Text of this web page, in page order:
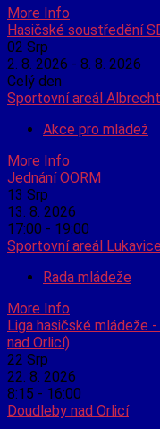
More Info
Hasičské soustředění
02 Srp
2. 8. 2026 - 8. 8. 2026
Celý den
Sportovní areál
Akce pro mládež
More Info
Jednání OORM
13 Srp
13. 8. 2026
17:00 - 19:00
Sportovní areál Lukavice
Rada mládeže
More Info
Liga hasičské mládeže
nad Orlicí)
22 Srp
22. 8. 2026
8:15 - 16:00
Doudleby nad Orlicí